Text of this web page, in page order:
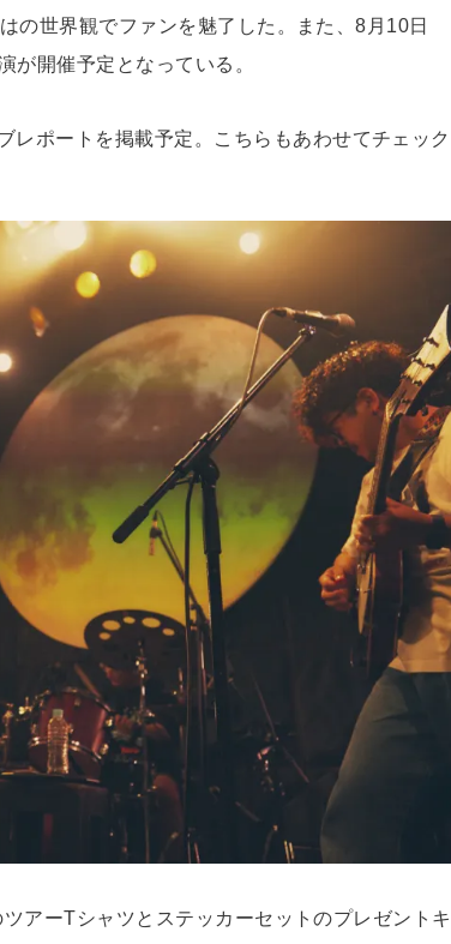
世界観でファンを魅了した。また、8月10日
が開催予定となっている。
ポートを掲載予定。こちらもあわせてチェック
アーTシャツとステッカーセットのプレゼントキ